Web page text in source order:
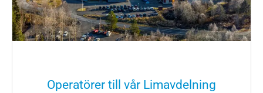
Operatörer till vår Limavdelning